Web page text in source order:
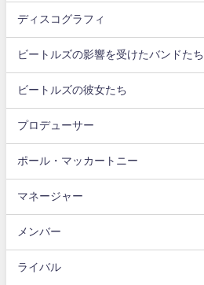
ディスコグラフィ
ビートルズの影響を受けたバンドたち
ビートルズの彼女たち
プロデューサー
ポール・マッカートニー
マネージャー
メンバー
ライバル